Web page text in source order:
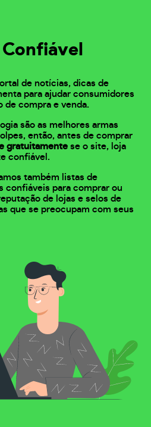
de notícias, dicas de
para ajudar consumidores
de compra e venda.
são as melhores armas
então, antes de comprar
gratuitamente se o site, loja
confiável.
também listas de
confiáveis para comprar ou
de lojas e selos de
que se preocupam com seus